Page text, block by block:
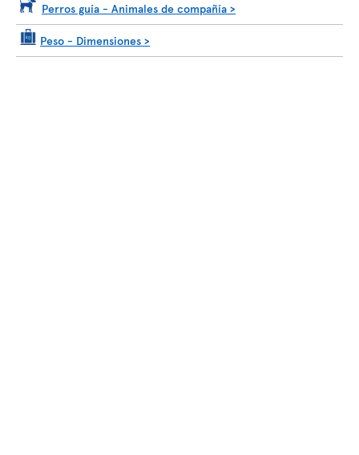
Perros guía - Animales de compañía >
Peso - Dimensiones >